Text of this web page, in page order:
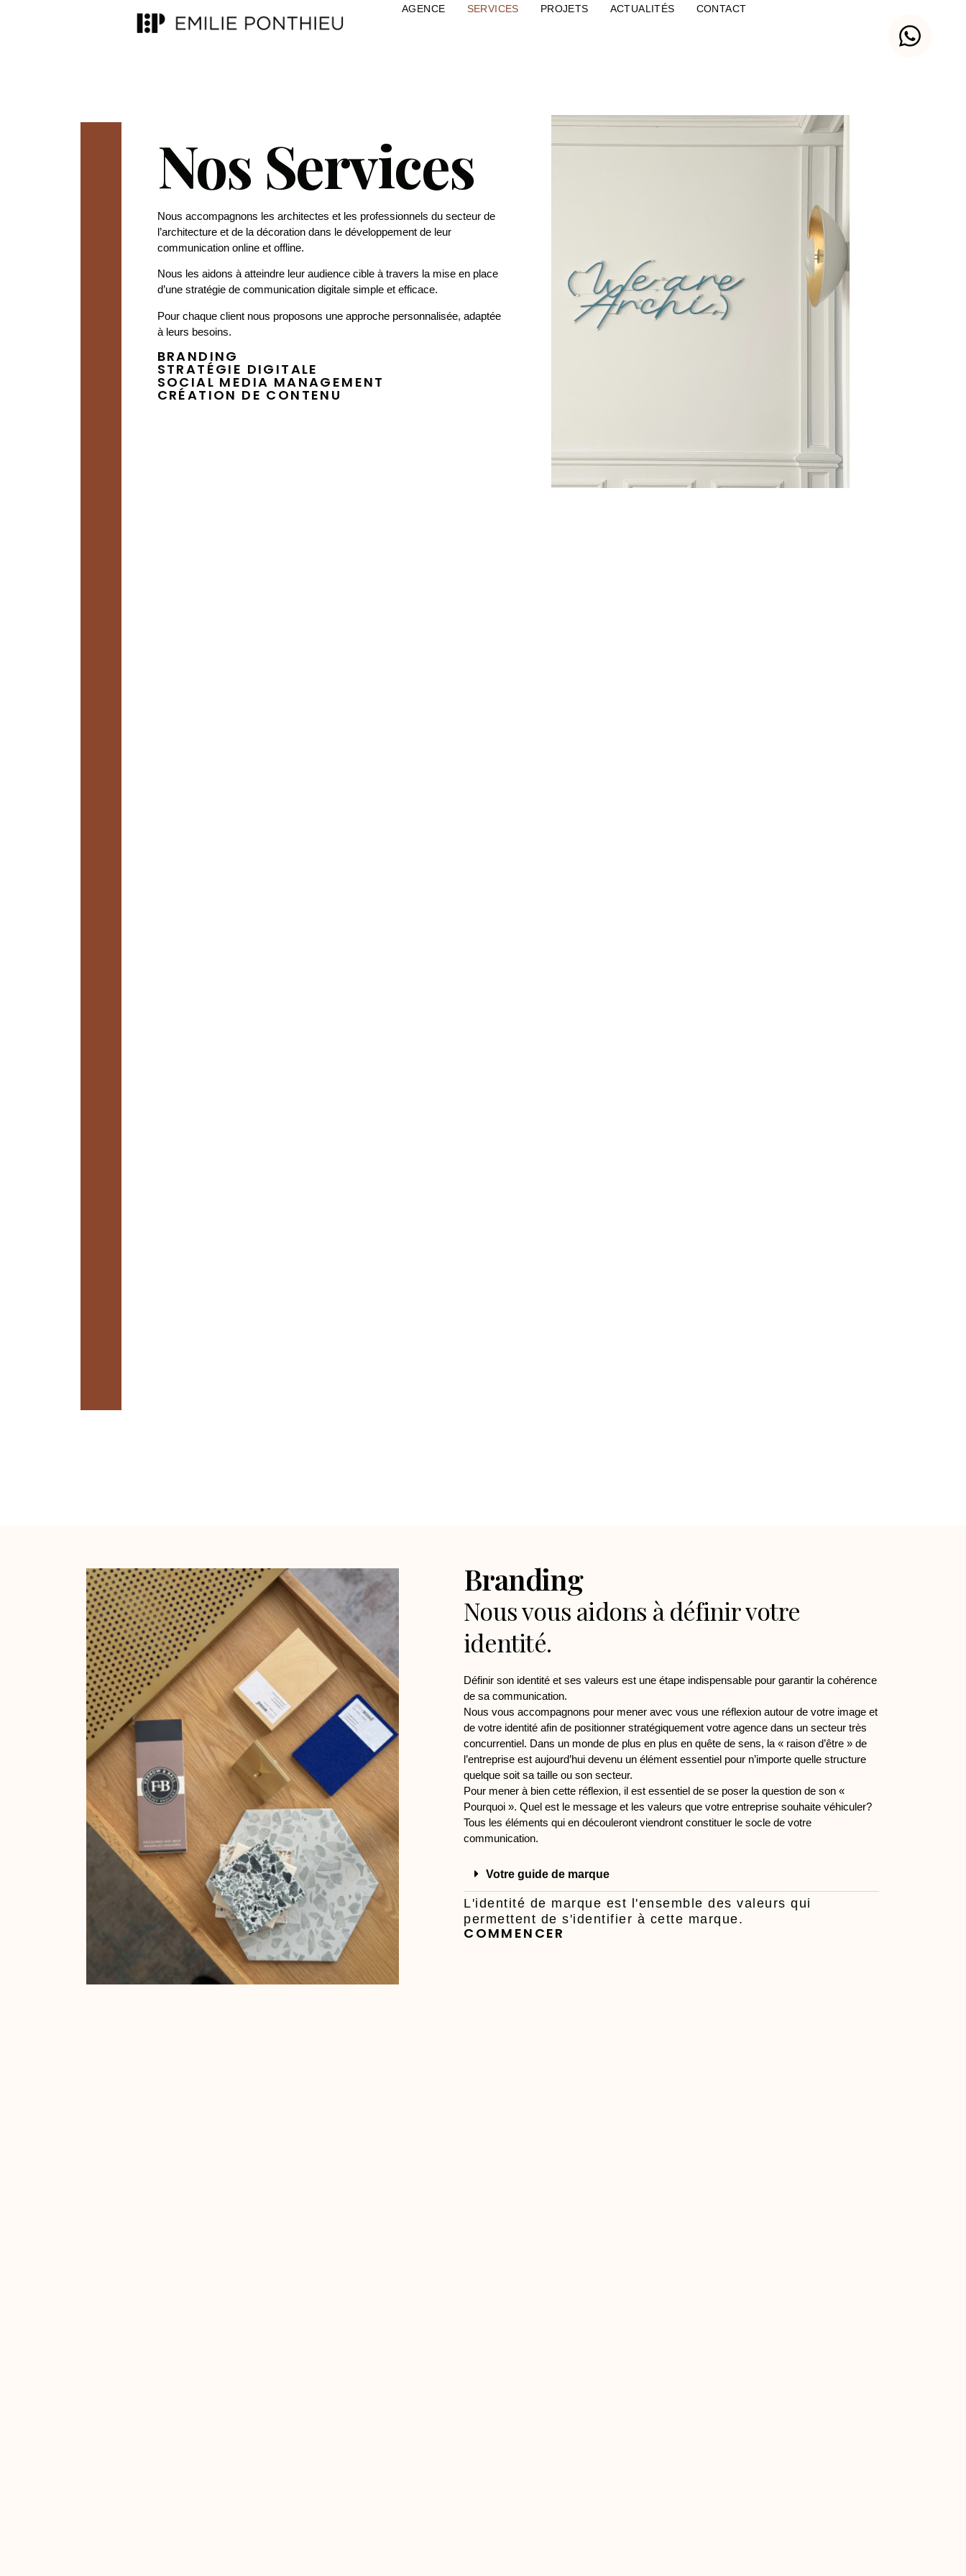
AGENCE SERVICES PROJETS ACTUALITÉS CONTACT
Nos Services
Nous accompagnons les architectes et les professionnels du secteur de
l’architecture et de la décoration dans le développement de leur
communication online et offline.
Nous les aidons à atteindre leur audience cible à travers la mise en place
d’une stratégie de communication digitale simple et efficace.
Pour chaque client nous proposons une approche personnalisée, adaptée
à leurs besoins.
BRANDING
STRATÉGIE DIGITALE
SOCIAL MEDIA MANAGEMENT
CRÉATION DE CONTENU
Branding
Nous vous aidons à définir votre
identité.
Définir son identité et ses valeurs est une étape indispensable pour garantir la cohérence
de sa communication.
Nous vous accompagnons pour mener avec vous une réflexion autour de votre image et
de votre identité afin de positionner stratégiquement votre agence dans un secteur très
concurrentiel. Dans un monde de plus en plus en quête de sens, la « raison d’être » de
l’entreprise est aujourd’hui devenu un élément essentiel pour n’importe quelle structure
quelque soit sa taille ou son secteur.
Pour mener à bien cette réflexion, il est essentiel de se poser la question de son «
Pourquoi ». Quel est le message et les valeurs que votre entreprise souhaite véhiculer?
Tous les éléments qui en découleront viendront constituer le socle de votre
communication.
Votre guide de marque
L'identité de marque est l'ensemble des valeurs qui
permettent de s'identifier à cette marque.
COMMENCER